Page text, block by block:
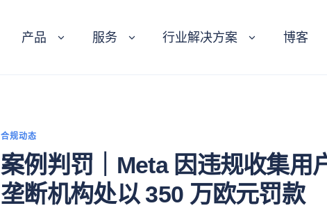
产品 服务 行业解决方案 博客
合规动态
案例判罚｜Meta 因违规收集用
垄断机构处以 350 万欧元罚款